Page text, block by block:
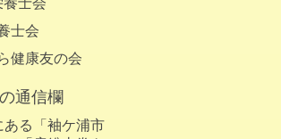
養士会
士会
健康友の会
通信欄
ある「袖ケ浦市